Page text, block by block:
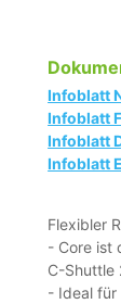
Infoblatt
Infoblatt
Infoblatt
Infoblatt
Flexibler
- Core ist
C-Shuttle
- Ideal für